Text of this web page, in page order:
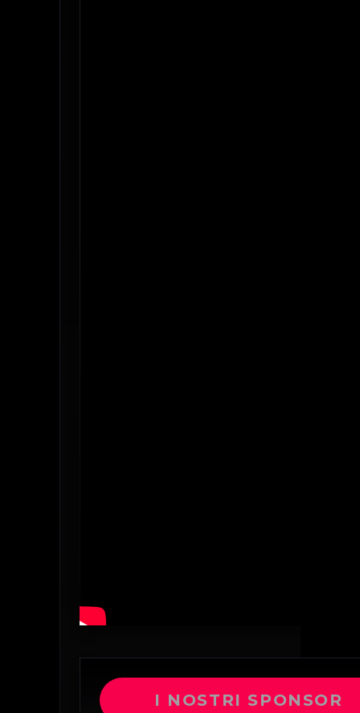
I NOSTRI SPONSOR